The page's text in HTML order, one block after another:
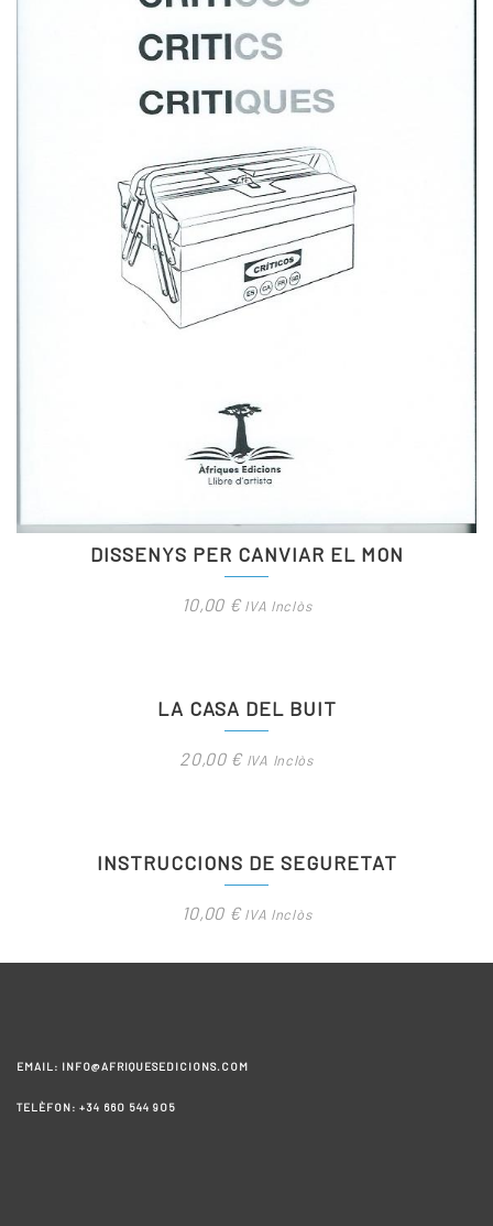
DISSENYS PER CANVIAR EL MON
10,00 € IVA Inclòs
LA CASA DEL BUIT
20,00 € IVA Inclòs
INSTRUCCIONS DE SEGURETAT
10,00 € IVA Inclòs
EMAIL: INFO@AFRIQUESEDICIONS.COM
TELÈFON: +34 660 544 905